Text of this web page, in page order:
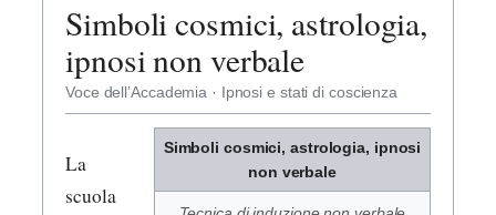
Simboli cosmici, astrologia,
ipnosi non verbale
Voce dell’Accademia · Ipnosi e stati di coscienza
Simboli cosmici, astrologia, ipnosi
non verbale
La
scuola